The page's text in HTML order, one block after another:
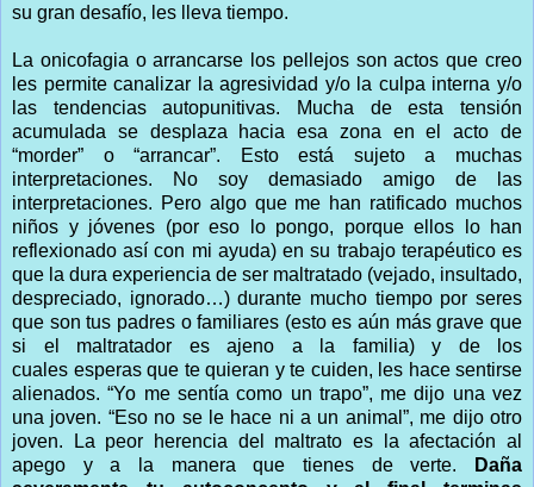
su gran desafío, les lleva tiempo.
La onicofagia o arrancarse los pellejos son actos que creo
les permite canalizar la agresividad y/o la culpa interna y/o
las tendencias autopunitivas. Mucha de esta tensión
acumulada se desplaza hacia esa zona en el acto de
“morder” o “arrancar”. Esto está sujeto a muchas
interpretaciones. No soy demasiado amigo de las
interpretaciones. Pero algo que me han ratificado muchos
niños y jóvenes (por eso lo pongo, porque ellos lo han
reflexionado así con mi ayuda) en su trabajo terapéutico es
que la dura experiencia de ser maltratado (vejado, insultado,
despreciado, ignorado…) durante mucho tiempo por seres
que son tus padres o familiares (esto es aún más grave que
si el maltratador es ajeno a la familia) y de los
cuales esperas que te quieran y te cuiden, les hace sentirse
alienados. “Yo me sentía como un trapo”, me dijo una vez
una joven. “Eso no se le hace ni a un animal”, me dijo otro
joven. La peor herencia del maltrato es la afectación al
apego y a la manera que tienes de verte. Daña